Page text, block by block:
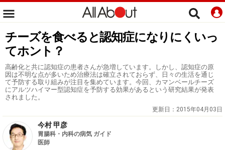
チーズを食べると認知症になりにくいっ
てホント？
高齢化と共に認知症の患者さんが急増しています。しかし、認知症の原
因は不明な点が多いため治療法は確立されておらず、日々の生活を通じ
て予防する取り組みが注目を集めています。今回、カマンベールチーズ
にアルツハイマー型認知症を予防する効果があるという研究結果が発表
されました。
更新日： 2015年04月03日
今村 甲彦
胃腸科・内科の病気 ガイド
医師